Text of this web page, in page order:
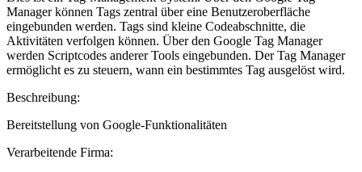
Manager können Tags zentral über eine Benutzeroberfläche
eingebunden werden. Tags sind kleine Codeabschnitte, die
Aktivitäten verfolgen können. Über den Google Tag Manager
werden Scriptcodes anderer Tools eingebunden. Der Tag Manager
ermöglicht es zu steuern, wann ein bestimmtes Tag ausgelöst wird.
Beschreibung:
Bereitstellung von Google-Funktionalitäten
Verarbeitende Firma: